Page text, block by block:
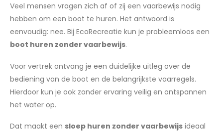
Veel mensen vragen zich af of zij een vaarbewijs nodig
hebben om een boot te huren. Het antwoord is
eenvoudig: nee. Bij EcoRecreatie kun je probleemloos een
boot huren zonder vaarbewijs.
Voor vertrek ontvang je een duidelijke uitleg over de
bediening van de boot en de belangrijkste vaarregels.
Hierdoor kun je ook zonder ervaring veilig en ontspannen
het water op.
Dat maakt een sloep huren zonder vaarbewijs ideaal